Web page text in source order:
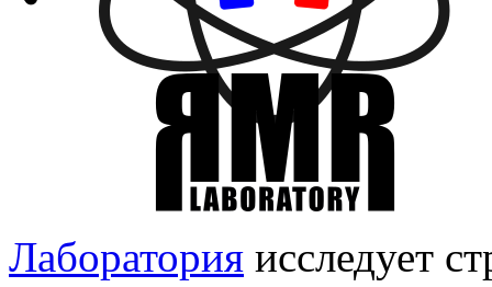
Лаборатория исследует